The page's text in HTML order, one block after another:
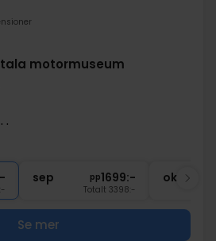
motormuseum
efter middagen
sep pp1699:-
Totalt 3398:-
okt
Se mer